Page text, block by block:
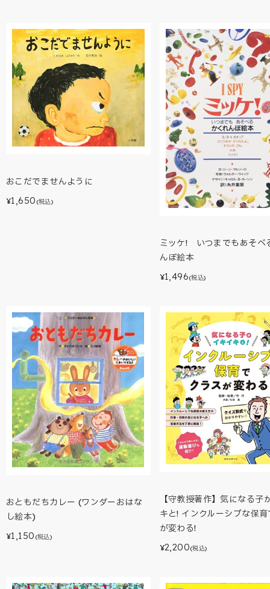
おこだでませんように
¥1,650 (税込)
ミッケ! いつまでもあそべ
んぼ絵本
¥1,496(税込)
おともだちカレー (ワンダーおはな
し絵本)
¥1,150 (税込)
【守教授著作】気になる子
キと! インクルーシブな保
が変わる!
¥2,200(税込)